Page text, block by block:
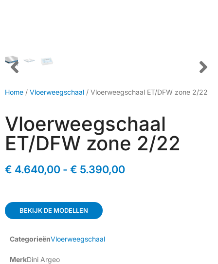
Home / Vloerweegschaal / Vloerweegschaal ET/DFW zone 2/22
Vloerweegschaal
ET/DFW zone 2/22
€ 4.640,00 - € 5.390,00
BEKIJK DE MODELLEN
CategorieënVloerweegschaal
MerkDini Argeo